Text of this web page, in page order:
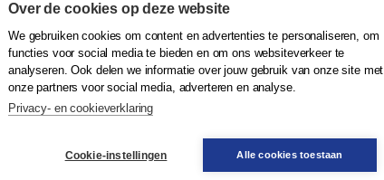
Over de cookies op deze website
We gebruiken cookies om content en advertenties te personaliseren, om
functies voor social media te bieden en om ons websiteverkeer te
analyseren. Ook delen we informatie over jouw gebruik van onze site met
onze partners voor social media, adverteren en analyse.
Privacy- en cookieverklaring
Cookie-instellingen Alle cookies toestaan